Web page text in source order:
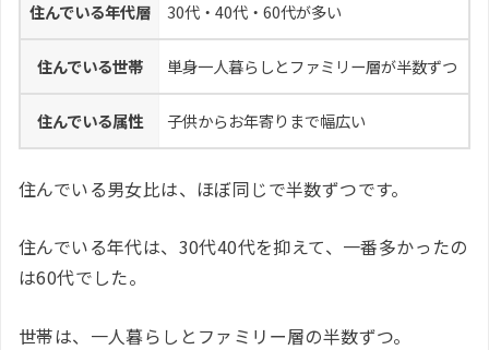
住んでいる年代層 30代・40代・60代が多い
住んでいる世帯 単身一人暮らしとファミリー層が半数ずつ
住んでいる属性 子供からお年寄りまで幅広い
住んでいる男女比は、ほぼ同じで半数ずつです。
住んでいる年代は、30代40代を抑えて、一番多かったの
は60代でした。
世帯は、一人暮らしとファミリー層の半数ずつ。